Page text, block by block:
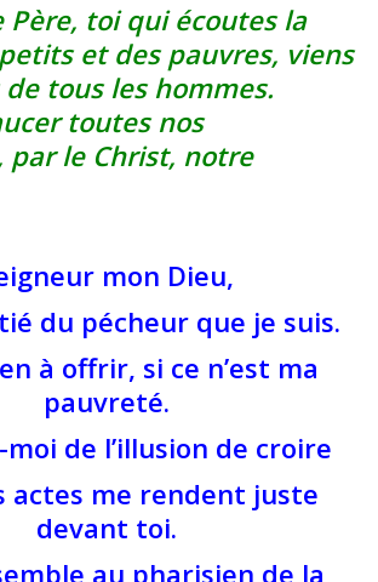
Père, toi qui écoutes la
et des pauvres, viens
tous les hommes.
toutes nos
par le Christ, notre
mon Dieu,
du pécheur que je suis.
à offrir, si ce n’est ma
pauvreté.
de l’illusion de croire
actes me rendent juste
devant toi.
au pharisien de la